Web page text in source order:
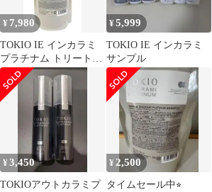
¥ 7,980
TOKIO IE インカラミ
プラチナム トリートメ
ント700g 新品未使用‼️
¥5,999
TOKIO IE インカラミ
サンプル
¥3,450
TOKIOアウトカラミプ
¥ 2,500
タイムセール中⭐︎